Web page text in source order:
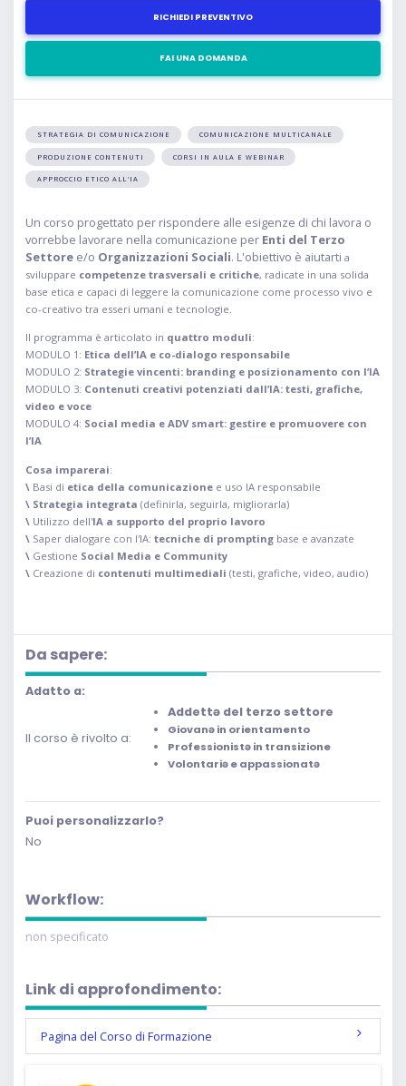
RICHIEDI PREVENTIVO
FAI UNA DOMANDA
STRATEGIA DI COMUNICAZIONE COMUNICAZIONE MULTICANALE
PRODUZIONE CONTENUTI CORSI IN AULA E WEBINAR
APPROCCIO ETICO ALL'IA
Un corso progettato per rispondere alle esigenze di chi lavora o
vorrebbe lavorare nella comunicazione per Enti del Terzo
Settoree/o Organizzazioni Sociali. L'obiettivo è aiutarti a
sviluppare competenze trasversali e critiche, radicate in una solida
base etica e capaci di leggere la comunicazione come processo vivo e
co-creativo tra esseri umani e tecnologie.
Il programma è articolato in quattro moduli:
MODULO 1: Etica dell’IA e co-dialogo responsabile
MODULO 2: Strategie vincenti: branding e posizionamento con l’IA
MODULO 3: Contenuti creativi potenziati dall’IA: testi, grafiche,
video e voce
MODULO 4: Social media e ADV smart: gestire e promuovere con
l’IA
Cosa imparerai:
\Basi di etica della comunicazionee uso IA responsabile
\ Strategia integrata (definirla, seguirla, migliorarla)
\Utilizzo dell'IA a supporto del proprio lavoro
\Saper dialogare con l'IA: tecniche di promptingbase e avanzate
\Gestione Social Media e Community
\Creazione di contenuti multimediali (testi, grafiche, video, audio)
Da sapere:
Adatto a:
Il corso è rivolto a:
Addettə del terzo settore
Giovanə in orientamento
Professionistə in transizione
Volontariə e appassionatə
Puoi personalizzarlo?
No
Workflow:
non specificato
Link di approfondimento:
Pagina del Corso di Formazione